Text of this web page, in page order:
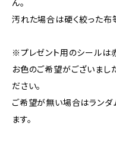
ん。
汚れた場合は硬く絞った布
※プレゼント用のシールは
お色のご希望がございまし
ださい。
ご希望が無い場合はランダ
ます。